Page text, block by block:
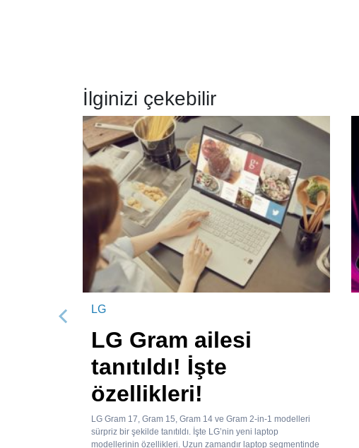
İlginizi çekebilir
LG
LG Gram ailesi
tanıtıldı! İşte
özellikleri!
LG Gram 17, Gram 15, Gram 14 ve Gram 2-in-1 modelleri
sürpriz bir şekilde tanıtıldı. İşte LG’nin yeni laptop
modellerinin özellikleri. Uzun zamandır laptop segmentinde
Önceki